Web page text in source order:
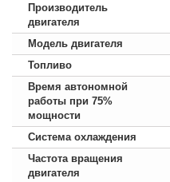
Производитель
двигателя
Модель двигателя
Топливо
Время автономной
работы при 75%
мощности
Система охлаждения
Частота вращения
двигателя